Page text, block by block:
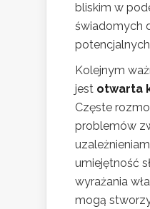
bliskim w
świadomych
Kolejnym
jest otwarta
Częste
problemów
umiejętność
wyrażania
mogą